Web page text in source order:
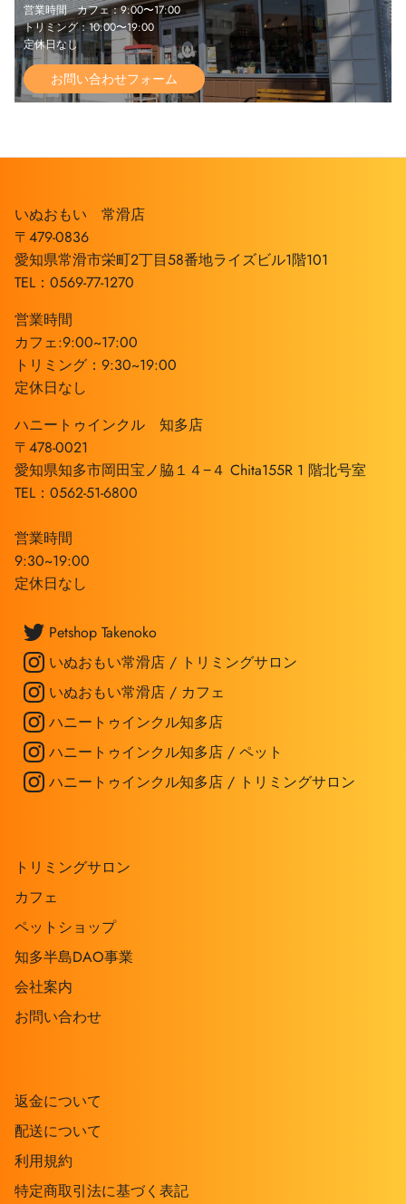
営業時間 カフェ：9:00〜17:00
トリミング：10:00〜19:00
定休日なし
お問い合わせフォーム
いぬおもい 常滑店
〒479-0836
愛知県常滑市栄町2丁目58番地ライズビル1階101
TEL：0569-77-1270
営業時間
カフェ:9:00~17:00
トリミング：9:30~19:00
定休日なし
ハニートゥインクル 知多店
〒478-0021
愛知県知多市岡田宝ノ脇１４−４ Chita155R 1 階北号室
TEL：0562-51-6800
営業時間
9:30~19:00
定休日なし
Petshop Takenoko
いぬおもい常滑店 / トリミングサロン
いぬおもい常滑店 / カフェ
ハニートゥインクル知多店
ハニートゥインクル知多店 / ペット
ハニートゥインクル知多店 / トリミングサロン
トリミングサロン
カフェ
ペットショップ
知多半島DAO事業
会社案内
お問い合わせ
返金について
配送について
利用規約
特定商取引法に基づく表記